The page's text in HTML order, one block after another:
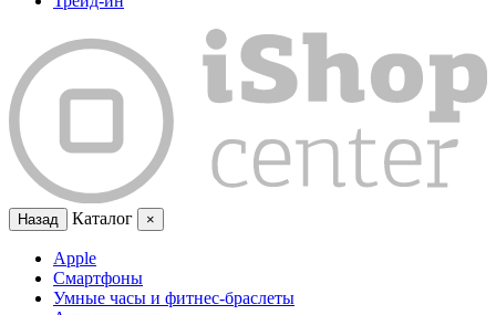
Назад Каталог ×
Apple
Смартфоны
Умные часы и фитнес-браслеты